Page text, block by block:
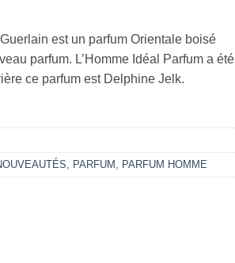
est un parfum Orientale boisé
parfum. L’Homme Idéal Parfum a été
ce parfum est Delphine Jelk.
, PARFUM , PARFUM HOMME